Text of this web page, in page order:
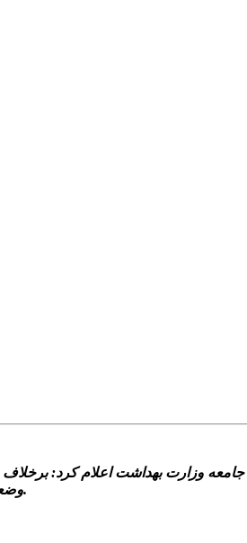
وزارت بهداشت اعلام کرد: برخلاف
وضعيت فيزيولوژيک، سن بارداري، ميزان فعاليت و خصوصيات فردي بستگي دارد و بايد توسط متخصص تغذيه محاسبه شود.